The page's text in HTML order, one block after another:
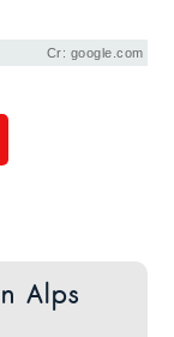
Cr: google.com
Alps